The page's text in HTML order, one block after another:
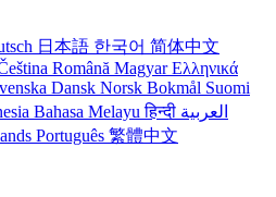
日本語 한국어 简体中文
Română MagyarΕλληνικά
Dansk Norsk Bokmål Suomi
Bahasa Melayuहिन्दी العربية
Português 繁體中文